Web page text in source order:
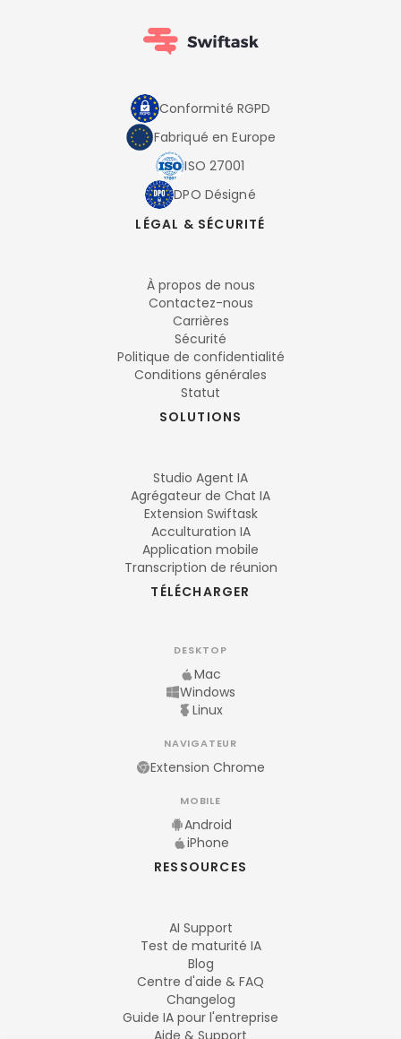
Conformité RGPD
Fabriqué en Europe
ISO 27001
DPO Désigné
LÉGAL & SÉCURITÉ
À propos de nous
Contactez-nous
Carrières
Sécurité
Politique de confidentialité
Conditions générales
Statut
SOLUTIONS
Studio Agent IA
Agrégateur de Chat IA
Extension Swiftask
Acculturation IA
Application mobile
Transcription de réunion
TÉLÉCHARGER
DESKTOP
Mac
Windows
Linux
NAVIGATEUR
Extension Chrome
MOBILE
Android
iPhone
RESSOURCES
AI Support
Test de maturité IA
Blog
Centre d'aide & FAQ
Changelog
Guide IA pour l'entreprise
Aide & Support